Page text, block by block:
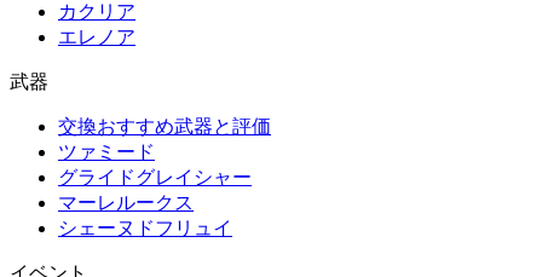
カクリア
エレノア
武器
交換おすすめ武器と評価
ツァミード
グライドグレイシャー
マーレルークス
シェーヌドフリュイ
イベント